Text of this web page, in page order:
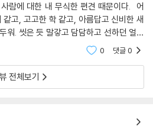
람에 대한 내 무식한 편견 때문이다. 어
같고, 고고한 학 같고, 아름답고 신비한 새
워. 씻은 듯 말갛고 담담하고 선하던 얼굴
이지. 한 편씩 읽어나가며 김담이 작가를
0 댓글0
전체보기